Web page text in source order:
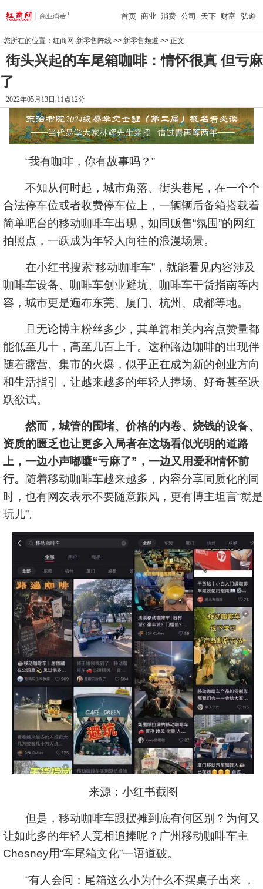
首页 商业 消费 公司 天下 财富 弘道
您所在的位置： 红商网·新零售阵线 >> 新零售频道 >> 正文
街头兴起的车尾箱咖啡：情怀很真 但亏麻
了
2022年05月13日 11点12分
“我有咖啡，你有故事吗？”
不知从何时起，城市角落、街头巷尾，在一个个
合法停车位或者收费停车位上，一辆辆后备箱搭载着
简单吧台的移动咖啡车出现，如同贩售“氛围”的网红
拍照点，一跃成为年轻人向往的浪漫场景。
在小红书搜索“移动咖啡车”，就能看见内容涉及
咖啡车设备、咖啡车创业避坑、咖啡车干货指南等内
容，城市更是遍布东莞、厦门、杭州、成都等地。
且无论博主粉丝多少，其单篇相关内容点赞量都
能低至几十，高至几百上千。这种路边咖啡的出现伴
随着露营、集市的火爆，似乎正在成为新的创业方向
和生活指引，让越来越多的年轻人捧场、好奇甚至跃
跃欲试。
然而，城管的围堵、价格的内卷、烧钱的设备、
资质的匮乏也让更多入局者在这场看似光明的道路
上，一边小声嘟囔“亏麻了”，一边又用爱和情怀前
行。 随着移动咖啡车越来越多，内容分享同质化的同
时，也有网友表示不要随意跟风，更有博主坦言“就是
玩儿”。
来源：小红书截图
但是，移动咖啡车跟摆摊到底有何区别？为何又
让如此多的年轻人竞相追捧呢？广州移动咖啡车主
Chesney用“车尾箱文化”一语道破。
“有人会问：尾箱这么小为什么不摆桌子出来 ，